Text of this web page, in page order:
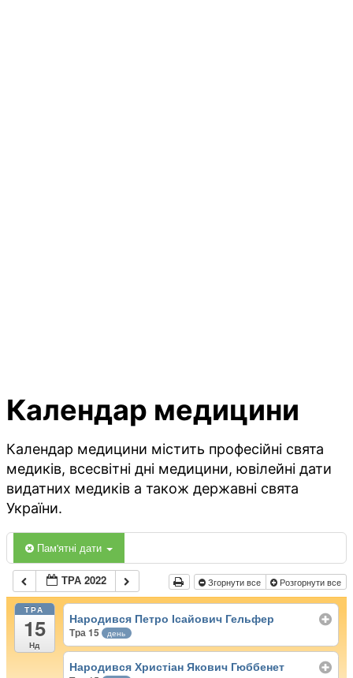
Календар медицини
Календар медицини містить професійні свята
медиків, всесвітні дні медицини, ювілейні дати
видатних медиків а також державні свята
України.
Пам'ятні дати
ТРА 2022 Згорнути все Розгорнути все
ТРА
15
Нд
Народився Петро Ісайович Гельфер
Тра 15 день
Народився Христіан Якович Гюббенет